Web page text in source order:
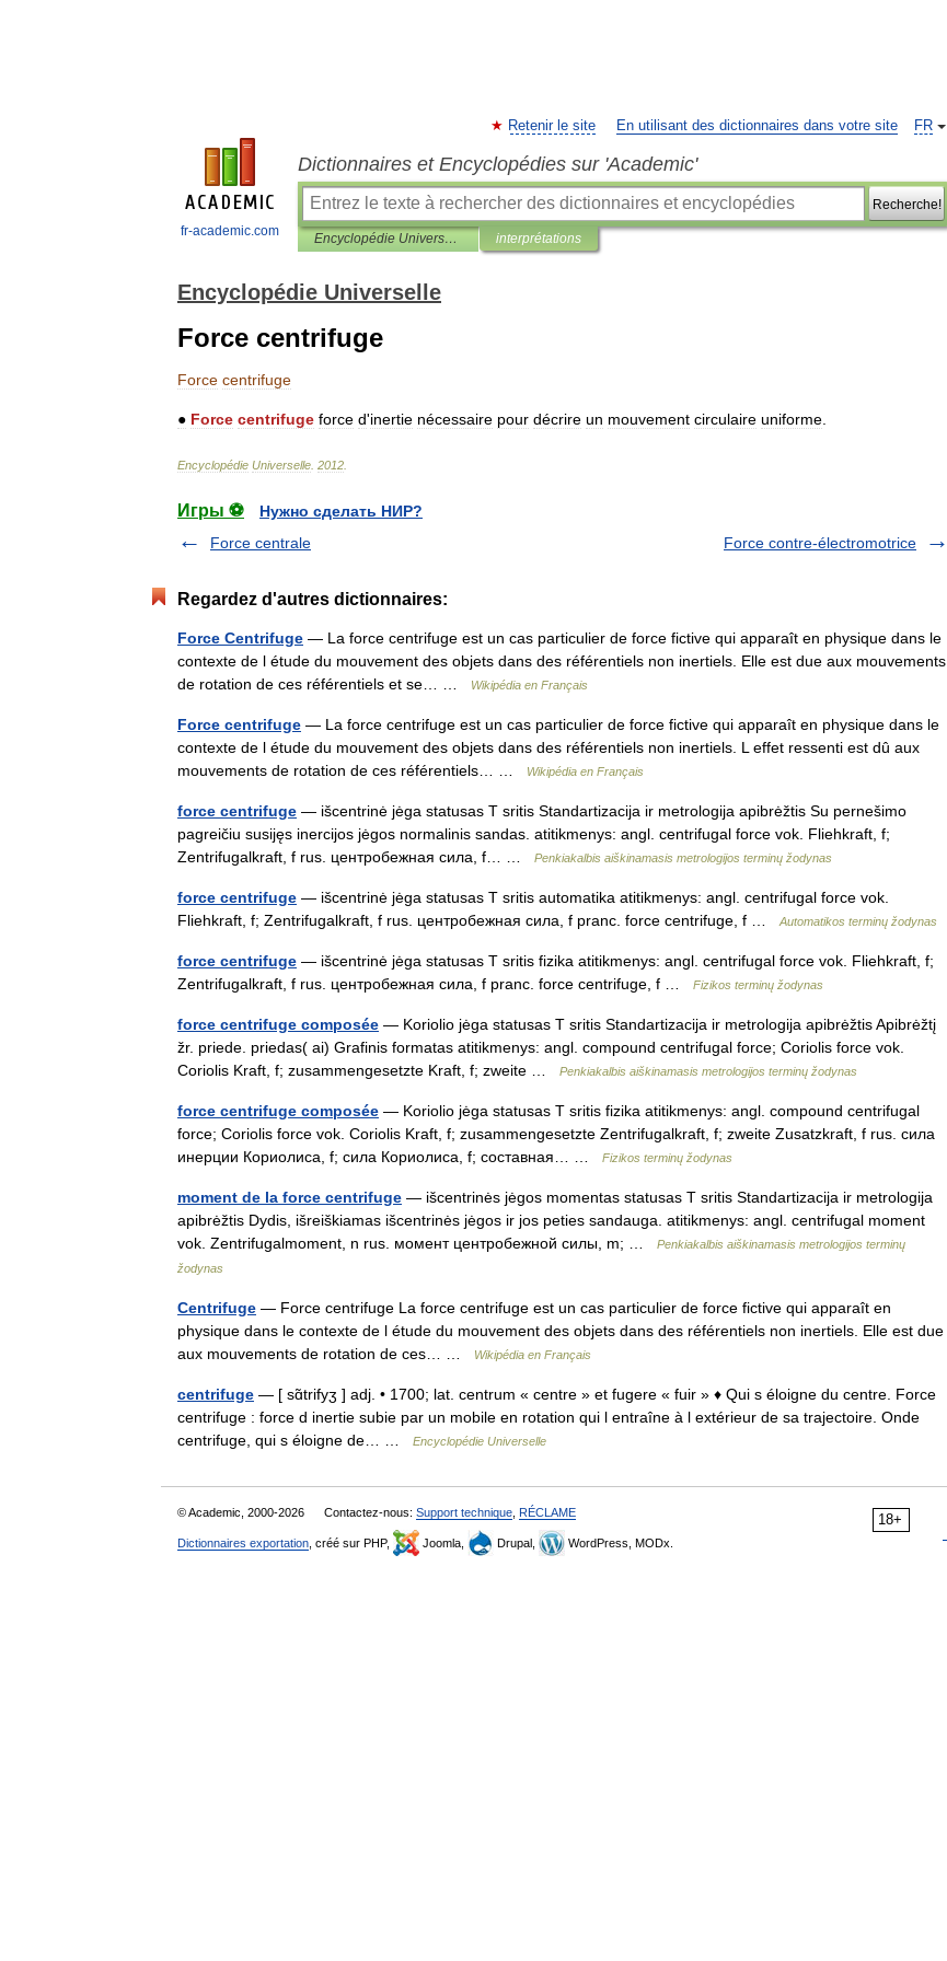
fr-academic.com
FR
Retenir le site En utilisant des dictionnaires dans votre site
Dictionnaires et Encyclopédies sur 'Academic'
Recherche!
Encyclopédie Universelle interprétations
Encyclopédie Universelle
Force centrifuge
Force centrifuge
● Force centrifuge force d'inertie nécessaire pour décrire un mouvement circulaire uniforme
Encyclopédie Universelle 2012
Игры ⚽
Нужно сделать НИР?
Force centrale
Force contre-électromotrice
Regardez d'autres dictionnaires:
Force Centrifuge — La force centrifuge est un cas particulier de force fictive qui apparaît en physique dans le
contexte de l étude du mouvement des objets dans des référentiels non inertiels. Elle est due aux mouvements
de rotation de ces référentiels et se… …
Wikipédia en Français
Force centrifuge — La force centrifuge est un cas particulier de force fictive qui apparaît en physique dans le
contexte de l étude du mouvement des objets dans des référentiels non inertiels. L effet ressenti est dû aux
mouvements de rotation de ces référentiels… …
Wikipédia en Français
force centrifuge — išcentrinė jėga statusas T sritis Standartizacija ir metrologija apibrėžtis Su pernešimo
pagreičiu susijęs inercijos jėgos normalinis sandas. atitikmenys: angl. centrifugal force vok. Fliehkraft, f;
Zentrifugalkraft, f rus. центробежная сила, f… …
Penkiakalbis aiškinamasis metrologijos terminų žodynas
force centrifuge — išcentrinė jėga statusas T sritis automatika atitikmenys: angl. centrifugal force vok.
Fliehkraft, f; Zentrifugalkraft, f rus. центробежная сила, f pranc. force centrifuge, f …
Automatikos terminų žodynas
force centrifuge — išcentrinė jėga statusas T sritis fizika atitikmenys: angl. centrifugal force vok. Fliehkraft, f;
Zentrifugalkraft, f rus. центробежная сила, f pranc. force centrifuge, f …
Fizikos terminų žodynas
force centrifuge composée — Koriolio jėga statusas T sritis Standartizacija ir metrologija apibrėžtis Apibrėžtį
žr. priede. priedas( ai) Grafinis formatas atitikmenys: angl. compound centrifugal force; Coriolis force vok.
Coriolis Kraft, f; zusammengesetzte Kraft, f; zweite …
Penkiakalbis aiškinamasis metrologijos terminų žodynas
force centrifuge composée — Koriolio jėga statusas T sritis fizika atitikmenys: angl. compound centrifugal
force; Coriolis force vok. Coriolis Kraft, f; zusammengesetzte Zentrifugalkraft, f; zweite Zusatzkraft, f rus. сила
инерции Кориолиса, f; сила Кориолиса, f; составная… …
Fizikos terminų žodynas
moment de la force centrifuge — išcentrinės jėgos momentas statusas T sritis Standartizacija ir metrologija
apibrėžtis Dydis, išreiškiamas išcentrinės jėgos ir jos peties sandauga. atitikmenys: angl. centrifugal moment
vok. Zentrifugalmoment, n rus. момент центробежной силы, m; …
Penkiakalbis aiškinamasis metrologijos terminų
žodynas
Centrifuge — Force centrifuge La force centrifuge est un cas particulier de force fictive qui apparaît en
physique dans le contexte de l étude du mouvement des objets dans des référentiels non inertiels. Elle est due
aux mouvements de rotation de ces… …
Wikipédia en Français
centrifuge — [ sɑ̃trifyʒ ] adj. • 1700; lat. centrum « centre » et fugere « fuir » ♦ Qui s éloigne du centre. Force
centrifuge : force d inertie subie par un mobile en rotation qui l entraîne à l extérieur de sa trajectoire. Onde
centrifuge, qui s éloigne de… …
Encyclopédie Universelle
18+
© Academic, 2000-2026 Contactez-nous: Support technique RÉCLAME
Dictionnaires exportation , créé sur PHP, Joomla, Drupal, WordPress, MODx.